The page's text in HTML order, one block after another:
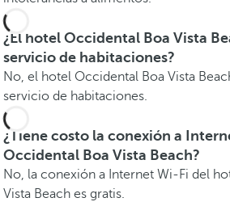
¿El hotel Occidental Boa Vista
servicio de habitaciones?
No, el hotel Occidental Boa Vista
servicio de habitaciones.
¿Tiene costo la conexión a
Occidental Boa Vista Beach?
No, la conexión a Internet Wi-Fi del
Vista Beach es gratis.